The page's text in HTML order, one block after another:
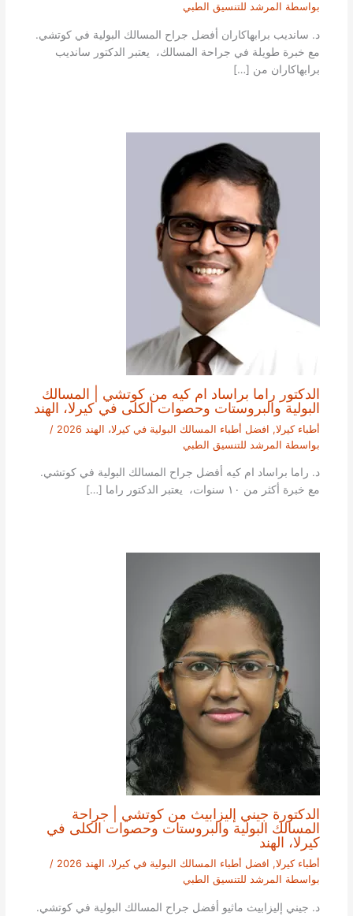
بواسطة المرشد للتنسيق الطبي
د. سانديب برابهاكاران أفضل جراح المسالك البولية في كوتشي.
مع خبرة طويلة في جراحة المسالك، يعتبر الدكتور سانديب
برابهاكاران من […]
الدكتور راما براساد ام كيه من كوتشي | المسالك
البولية والبروستات وحصوات الكلى في كيرلا، الهند
أطباء كيرلا, افضل أطباء المسالك البولية في كيرلا، الهند 2026
/
بواسطة المرشد للتنسيق الطبي
د. راما براساد ام كيه أفضل جراح المسالك البولية في كوتشي.
مع خبرة أكثر من ١٠ سنوات، يعتبر الدكتور راما […]
الدكتورة جيني إليزابيث من كوتشي | جراحة
المسالك البولية والبروستات وحصوات الكلى في
كيرلا، الهند
أطباء كيرلا, افضل أطباء المسالك البولية في كيرلا، الهند 2026
/
بواسطة المرشد للتنسيق الطبي
د. جيني إليزابيث ماثيو أفضل جراح المسالك البولية في كوتشي.